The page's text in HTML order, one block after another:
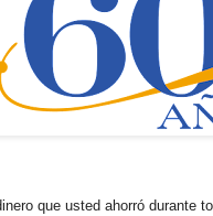
que usted ahorró durante